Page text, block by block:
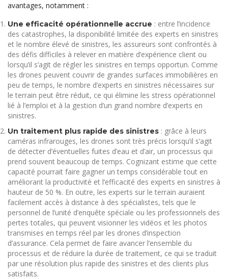
avantages, notamment :
Une efficacité opérationnelle accrue : entre l’incidence
des catastrophes, la disponibilité limitée des experts en sinistres
et le nombre élevé de sinistres, les assureurs sont confrontés à
des défis difficiles à relever en matière d’expérience client ou
lorsqu’il s’agit de régler les sinistres en temps opportun. Comme
les drones peuvent couvrir de grandes surfaces immobilières en
peu de temps, le nombre d’experts en sinistres nécessaires sur
le terrain peut être réduit, ce qui élimine les stress opérationnel
lié à l’emploi et à la gestion d’un grand nombre d’experts en
sinistres.
Un traitement plus rapide des sinistres : grâce à leurs
caméras infrarouges, les drones sont très précis lorsqu’il s’agit
de détecter d’éventuelles fuites d’eau et d’air, un processus qui
prend souvent beaucoup de temps. Cognizant estime que cette
capacité pourrait faire gagner un temps considérable tout en
améliorant la productivité et l’efficacité des experts en sinistres à
hauteur de 50 %. En outre, les experts sur le terrain auraient
facilement accès à distance à des spécialistes, tels que le
personnel de l’unité d’enquête spéciale ou les professionnels des
pertes totales, qui peuvent visionner les vidéos et les photos
transmises en temps réel par les drones d’inspection
d’assurance. Cela permet de faire avancer l’ensemble du
processus et de réduire la durée de traitement, ce qui se traduit
par une résolution plus rapide des sinistres et des clients plus
satisfaits.